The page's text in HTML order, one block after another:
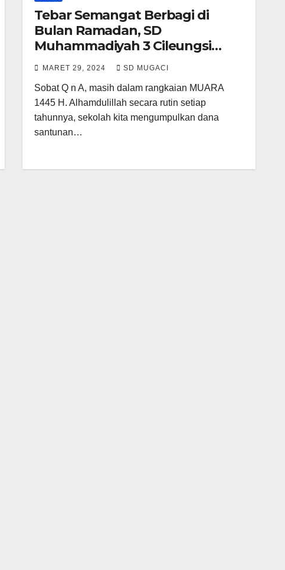
Tebar Semangat Berbagi di
Bulan Ramadan, SD
Muhammadiyah 3 Cileungsi
Salurkan 65 Paket Santunan
MARET 29, 2024 SD MUGACI
Sobat Q n A, masih dalam rangkaian MUARA
1445 H. Alhamdulillah secara rutin setiap
tahunnya, sekolah kita mengumpulkan dana
santunan…